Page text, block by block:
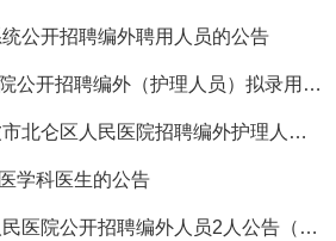
公开招聘编外聘用人员的公告
宁波市北仑区人民医院公开招聘编外（护理人员）拟录用公示（一）
关于公布2026年宁波市北仑区人民医院招聘编外护理人员体检结果的
学科医生的公告
2026宁波大学附属人民医院公开招聘编外人员2人公告（博士后）